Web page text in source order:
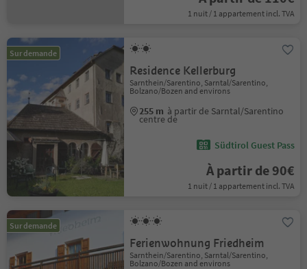
1 nuit / 1 appartement incl. TVA
Sur demande
Residence Kellerburg
Sarnthein/Sarentino, Sarntal/Sarentino,
Bolzano/Bozen and environs
255 m à partir de Sarntal/Sarentino
centre de
Südtirol Guest Pass
À partir de 90€
1 nuit / 1 appartement incl. TVA
Sur demande
Ferienwohnung Friedheim
Sarnthein/Sarentino, Sarntal/Sarentino,
Bolzano/Bozen and environs